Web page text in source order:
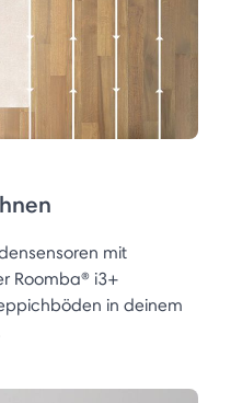
mit
Roomba® i3+
in deinem